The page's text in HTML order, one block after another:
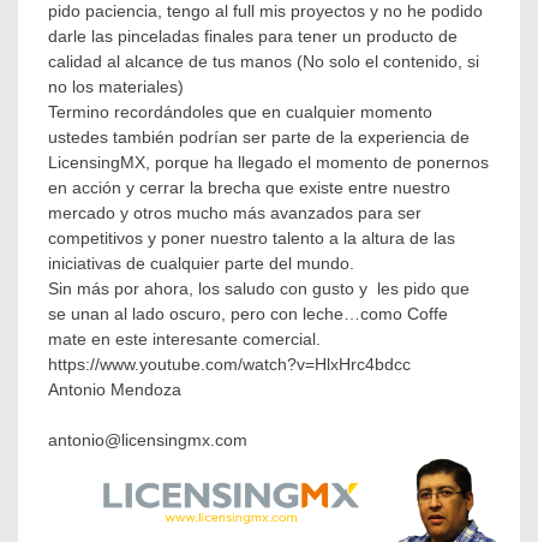
pido paciencia, tengo al full mis proyectos y no he podido
darle las pinceladas finales para tener un producto de
calidad al alcance de tus manos (No solo el contenido, si
no los materiales)
Termino recordándoles que en cualquier momento
ustedes también podrían ser parte de la experiencia de
LicensingMX, porque ha llegado el momento de ponernos
en acción y cerrar la brecha que existe entre nuestro
mercado y otros mucho más avanzados para ser
competitivos y poner nuestro talento a la altura de las
iniciativas de cualquier parte del mundo.
Sin más por ahora, los saludo con gusto y les pido que
se unan al lado oscuro, pero con leche…como Coffe
mate en este interesante comercial.
https://www.youtube.com/watch?v=HlxHrc4bdcc
Antonio Mendoza
antonio@licensingmx.com